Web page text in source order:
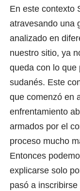
En este contexto
atravesando una
analizado en
nuestro sitio, ya
queda con lo que
sudanés. Este
que comenzó en
enfrentamiento
armados por el
proceso mucho
Entonces
explicarse solo
pasó a